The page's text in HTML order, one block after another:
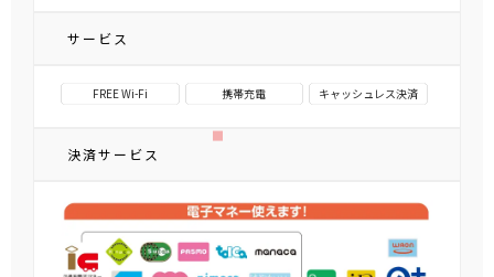
サービス
FREE Wi-Fi 携帯充電 キャッシュレス決済
決済サービス